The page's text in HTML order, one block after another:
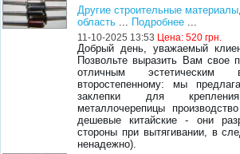
Другие строительные материалы
область ... Подробнее ...
11-10-2025 13:53 Цена:520 грн.
Добрый день, уважаемый
Позвольте выразить Вам свое
отличным
второстепенному: мы
заклепки для
металлочерепицы
дешевые китайские - они
стороны при вытягивании, в
ненадежно).